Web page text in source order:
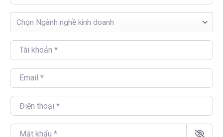
Ngành nghề kinh doanh
Chọn Ngành nghề kinh doanh
Tài khoản *
Email *
Điện thoại
Mật khẩu *